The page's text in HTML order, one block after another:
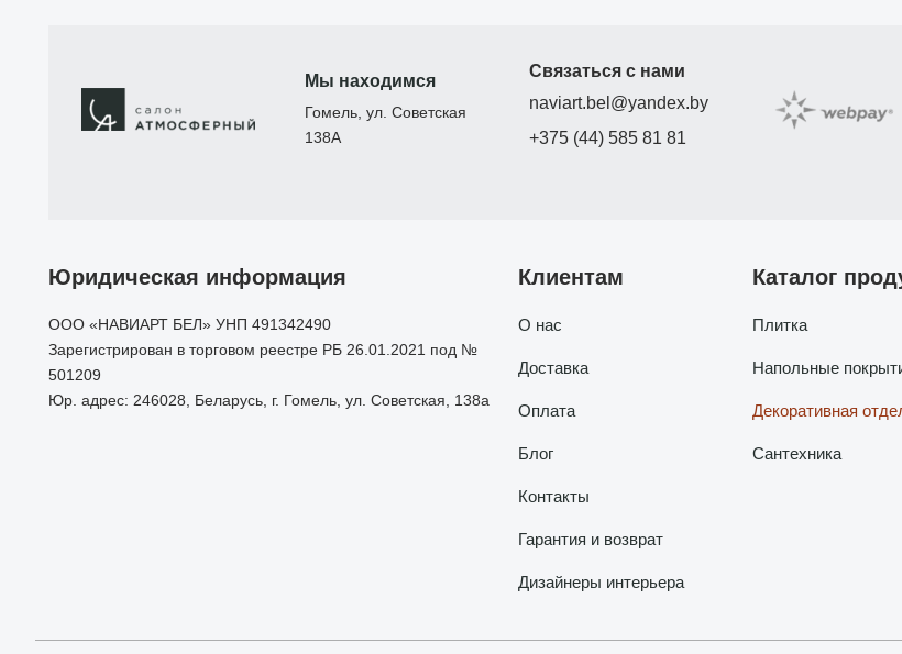
Мы находимся
Гомель, ул. Советская
138А
Связаться с нами
naviart.bel@yandex.by
+375 (44) 585 81 81
Юридическая информация
ООО «НАВИАРТ БЕЛ» УНП 491342490
Зарегистрирован в торговом реестре РБ 26.01.2021 под №
501209
Юр. адрес: 246028, Беларусь, г. Гомель, ул. Советская, 138а
Клиентам
О нас
Доставка
Оплата
Блог
Контакты
Гарантия и возврат
Дизайнеры интерьера
Каталог
Плитка
Напольные
Декоративная
Сантехника